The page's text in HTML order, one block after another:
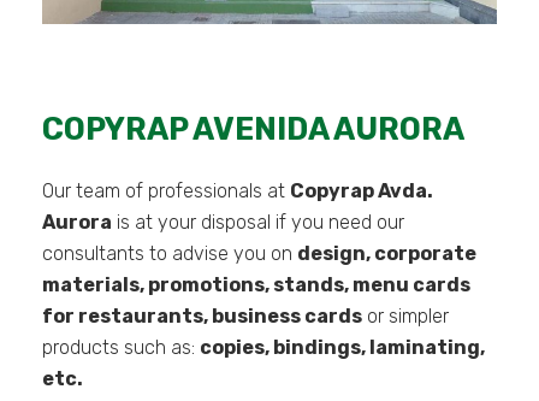
COPYRAP AVENIDA AURORA
Our team of professionals at Copyrap Avda.
Aurora is at your disposal if you need our
consultants to advise you on design, corporate
materials, promotions, stands, menu cards
for restaurants, business cards or simpler
products such as: copies, bindings, laminating,
etc.
cookies no
necesarias
para que
web.
Para que
podamos
mejorar la
funcionalidad
y estructura